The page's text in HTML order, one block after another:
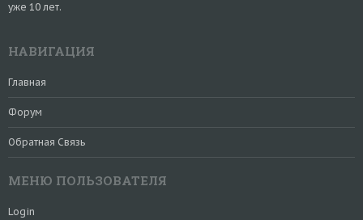
уже 10 лет.
НАВИГАЦИЯ
Главная
Форум
Обратная Связь
МЕНЮ ПОЛЬЗОВАТЕЛЯ
Login